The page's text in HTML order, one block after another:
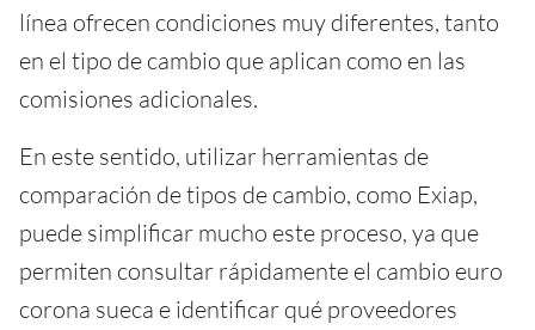
línea ofrecen condiciones muy diferentes, tanto
en el tipo de cambio que aplican como en las
comisiones adicionales.
En este sentido, utilizar herramientas de
comparación de tipos de cambio, como Exiap,
puede simplificar mucho este proceso, ya que
permiten consultar rápidamente el cambio euro
corona sueca e identificar qué proveedores